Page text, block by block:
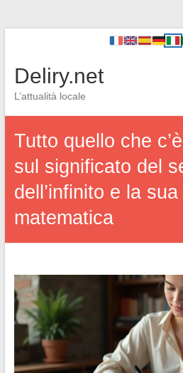
Deliry.net
L’attualità locale
Tutto quello che
sul significato del
dell’infinito e la
matematica